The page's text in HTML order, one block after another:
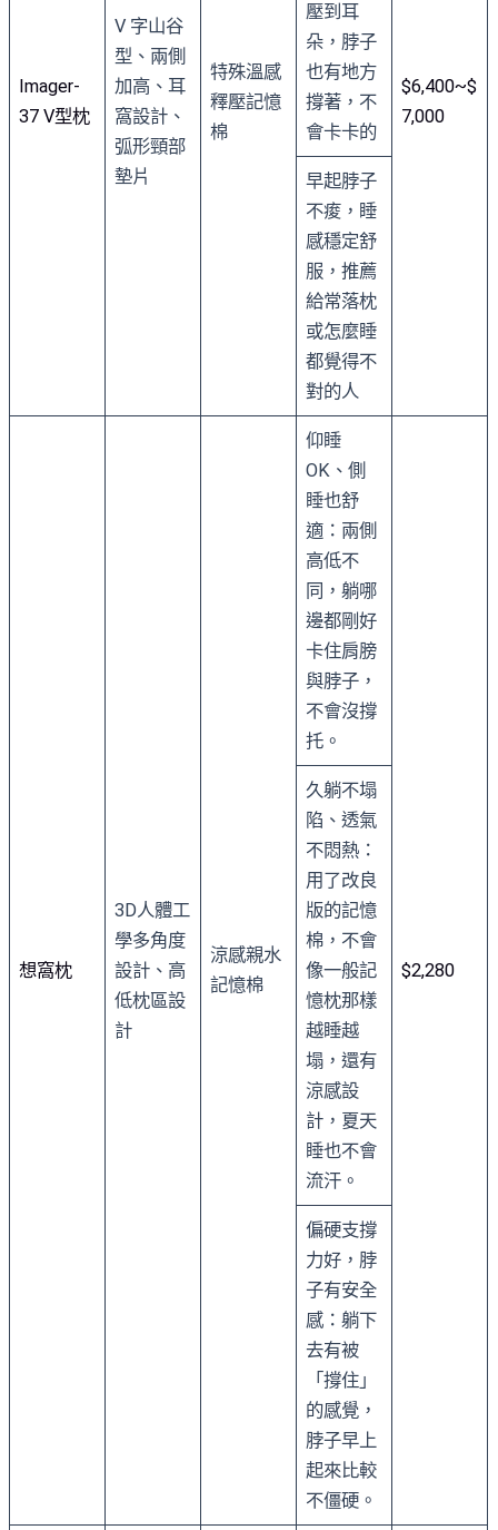
Imager-
37 V型枕
V 字山谷
型、兩側
加高、耳
窩設計、
弧形頸部
墊片
特殊溫感
釋壓記憶
棉
$6,400~$
7,000
壓到耳
朵，脖子
也有地方
撐著，不
會卡卡的
早起脖子
不痠，睡
感穩定舒
服，推薦
給常落枕
或怎麼睡
都覺得不
對的人
想窩枕
3D人體工
學多角度
設計、高
低枕區設
計
涼感親水
記憶棉
仰睡
OK、側
睡也舒
適：兩側
高低不
同，躺哪
邊都剛好
卡住肩膀
與脖子，
不會沒撐
托。
$2,280
久躺不塌
陷、透氣
不悶熱：
用了改良
版的記憶
棉，不會
像一般記
憶枕那樣
越睡越
塌，還有
涼感設
計，夏天
睡也不會
流汗。
偏硬支撐
力好，脖
子有安全
感：躺下
去有被
「撐住」
的感覺，
脖子早上
起來比較
不僵硬。